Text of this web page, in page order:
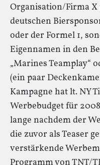
Organisation/Firma
deutschen
oder der Formel 1,
Eigennamen in den
„Marines Teamplay“
(ein paar
Kampagne hat lt. NY
Werbebudget für
lange nachdem der
die zuvor als Teaser
verstärkende